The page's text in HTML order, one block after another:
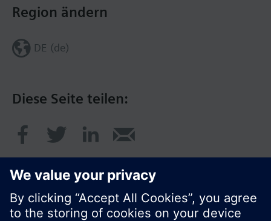
Diese Seite teilen:
Region ändern
DE (de)